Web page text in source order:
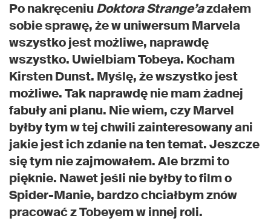
Po nakręceniuDoktora Strange’azdałem
sobie sprawę, że w uniwersum Marvela
wszystko jest możliwe, naprawdę
wszystko. Uwielbiam Tobeya. Kocham
Kirsten Dunst. Myślę, że wszystko jest
możliwe. Tak naprawdę nie mam żadnej
fabuły ani planu. Nie wiem, czy Marvel
byłby tym w tej chwili zainteresowany ani
jakie jest ich zdanie na ten temat. Jeszcze
się tym nie zajmowałem. Ale brzmi to
pięknie. Nawet jeśli nie byłby to film o
Spider-Manie, bardzo chciałbym znów
pracować z Tobeyem w innej roli.